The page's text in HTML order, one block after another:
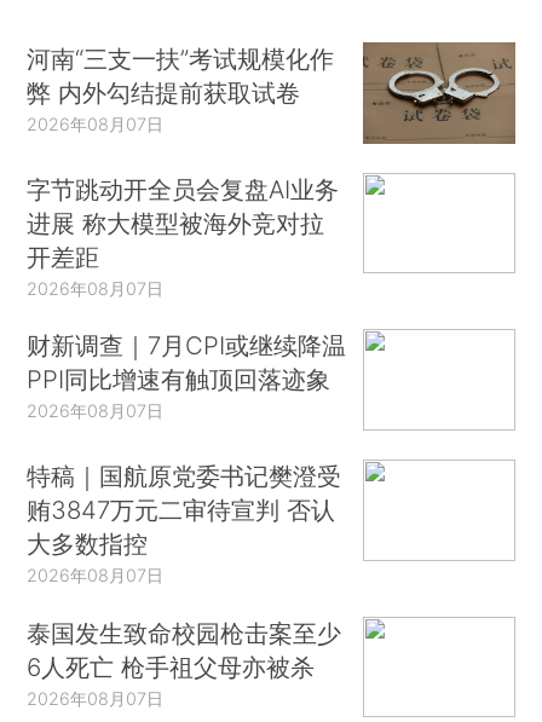
河南“三支一扶”考试规模化作
弊 内外勾结提前获取试卷
2026年08月07日
字节跳动开全员会复盘AI业务
进展 称大模型被海外竞对拉
开差距
2026年08月07日
财新调查｜7月CPI或继续降温
PPI同比增速有触顶回落迹象
2026年08月07日
特稿｜国航原党委书记樊澄受
贿3847万元二审待宣判 否认
大多数指控
2026年08月07日
泰国发生致命校园枪击案至少
6人死亡 枪手祖父母亦被杀
2026年08月07日